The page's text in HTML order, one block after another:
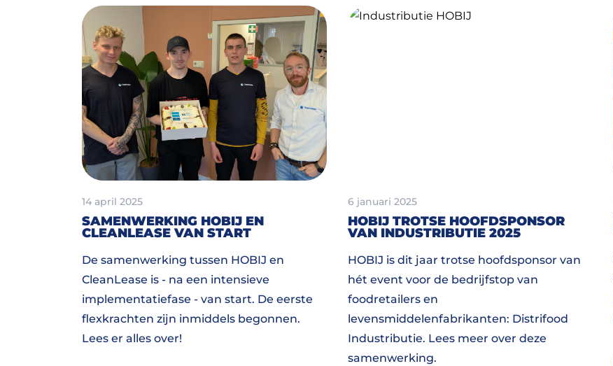
14 april 2025
SAMENWERKING HOBIJ EN
CLEANLEASE VAN START
De samenwerking tussen HOBIJ en
CleanLease is - na een intensieve
implementatiefase - van start. De eerste
flexkrachten zijn inmiddels begonnen.
Lees er alles over!
6 januari 2025
HOBIJ TROTSE HOOFDSPONSOR
VAN INDUSTRIBUTIE 2025
HOBIJ is dit jaar trotse hoofdsponsor van
hét event voor de bedrijfstop van
foodretailers en
levensmiddelenfabrikanten: Distrifood
Industributie. Lees meer over deze
samenwerking.